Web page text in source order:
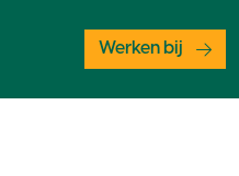
Werken bij